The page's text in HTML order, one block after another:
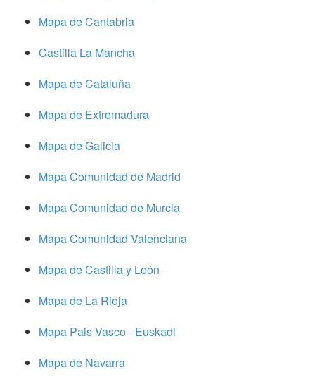
Mapa de Cantabria
Castilla La Mancha
Mapa de Cataluña
Mapa de Extremadura
Mapa de Galicia
Mapa Comunidad de Madrid
Mapa Comunidad de Murcia
Mapa Comunidad Valenciana
Mapa de Castilla y León
Mapa de La Rioja
Mapa Pais Vasco - Euskadi
Mapa de Navarra